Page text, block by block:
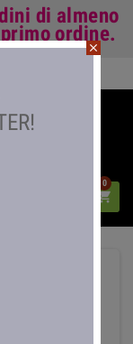
di almeno
ordine.

0
close